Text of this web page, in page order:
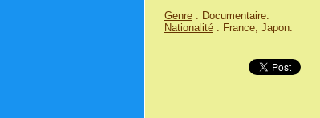
Genre : Documentaire.
Nationalité : France, Japon.